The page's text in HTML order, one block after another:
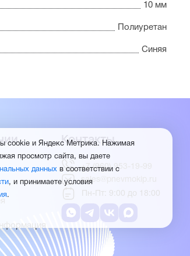
10 мм
Полиуретан
Синяя
Контакты
+7 (960) 953-19-99
sales@pnevmokip.ru
Пн-Пт: 9:00 до 18:00
cookie и Яндекс Метрика. Нажимая
просмотр сайта, вы даете
данных в соответствии с
, и принимаете условия
.